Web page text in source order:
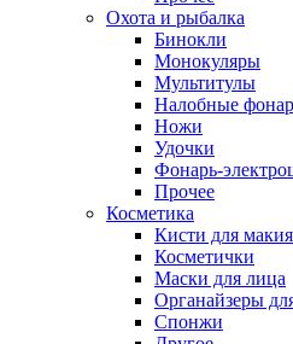
Охота и рыбалка
Бинокли
Монокуляры
Мультитулы
Налобные
Ножи
Удочки
Фонарь-
Прочее
Косметика
Кисти для
Косметички
Маски для лица
Органайзеры
Спонжи